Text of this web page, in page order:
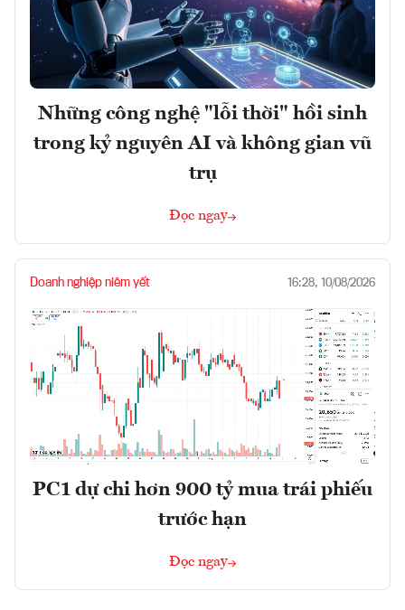
Những công nghệ "lỗi thời" hồi sinh
trong kỷ nguyên AI và không gian vũ
trụ
Đọc ngay
Doanh nghiệp niêm yết 16:28, 10/08/2026
PC1 dự chi hơn 900 tỷ mua trái phiếu
trước hạn
Đọc ngay